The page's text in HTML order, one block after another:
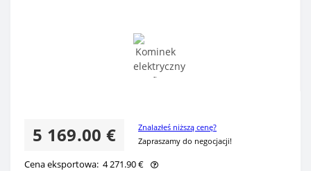
5 169.00 €
Znalazłeś niższą cenę?
Zapraszamy do negocjacji!
Cena eksportowa: 4 271.90 €